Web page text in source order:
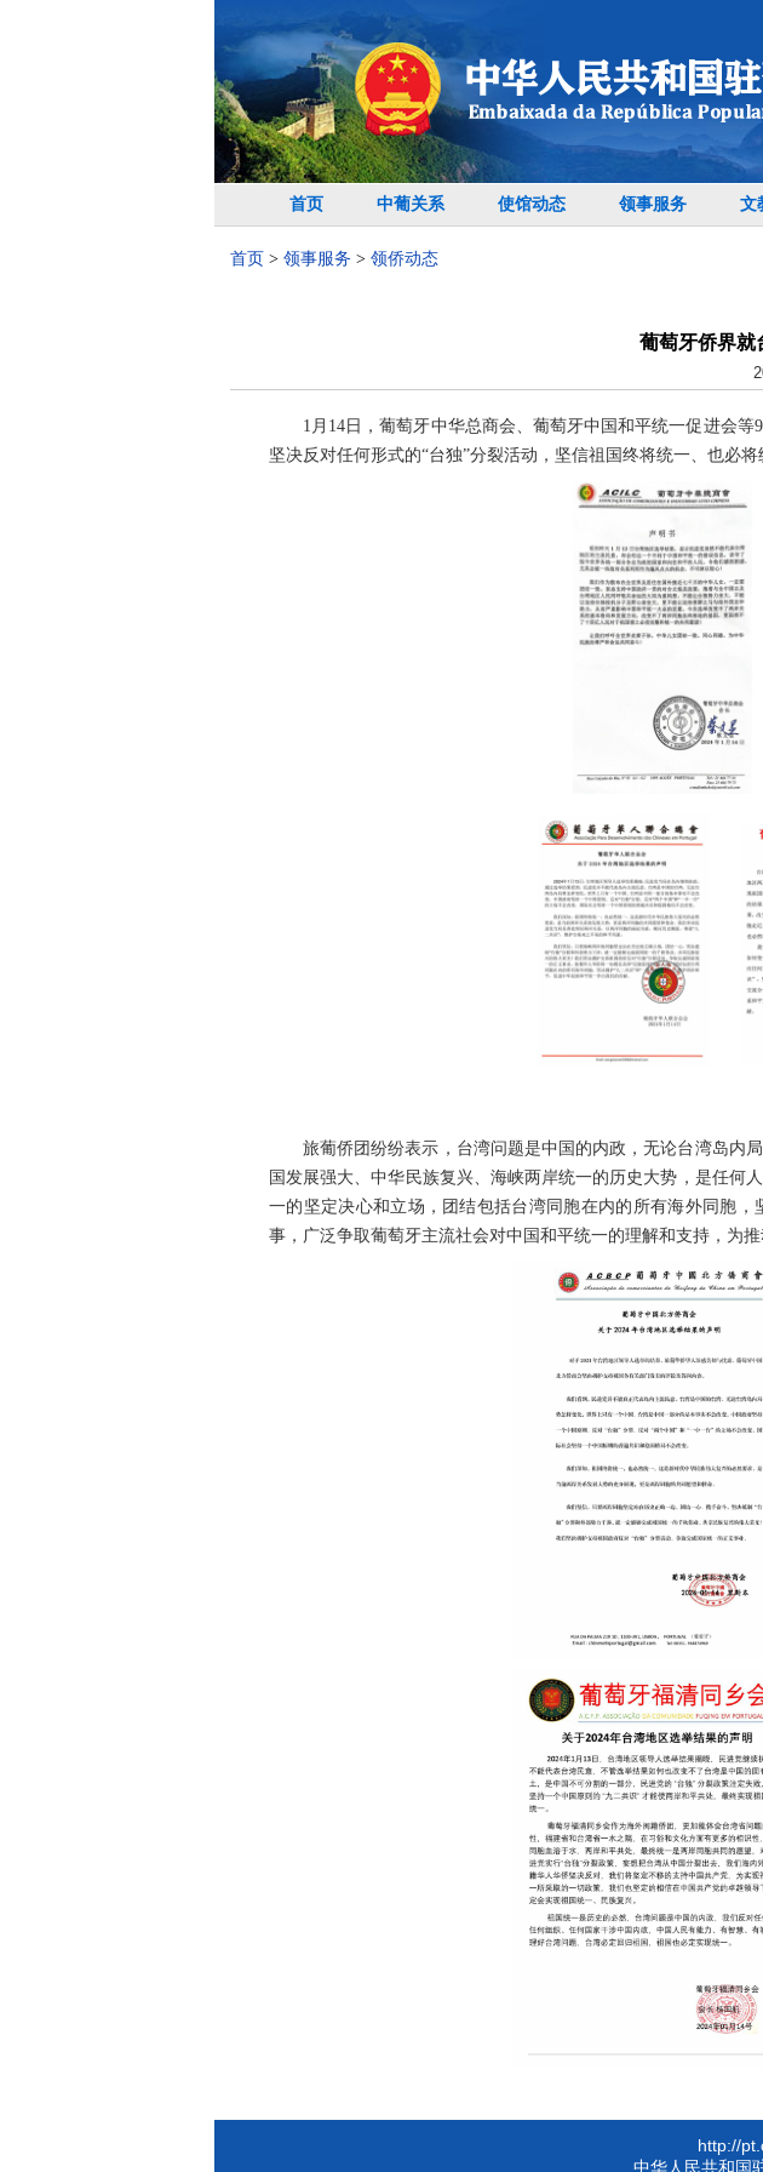
首页 中葡关系 使馆动态 领事服务 文
首页 > 领事服务 > 领侨动态
葡萄牙侨界就
1月14日，葡萄牙中华总商会、葡萄牙中国和平统一促进会
坚决反对任何形式的“台独”分裂活动，坚信祖国终将统一、也必将
旅葡侨团纷纷表示，台湾问题是中国的内政，无论台湾岛内
国发展强大、中华民族复兴、海峡两岸统一的历史大势，是任何
一的坚定决心和立场，团结包括台湾同胞在内的所有海外同胞
事，广泛争取葡萄牙主流社会对中国和平统一的理解和支持，为推
http://
中华人民共和国